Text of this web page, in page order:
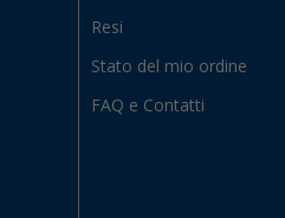
Resi
Stato del mio ordine
FAQ e Contatti